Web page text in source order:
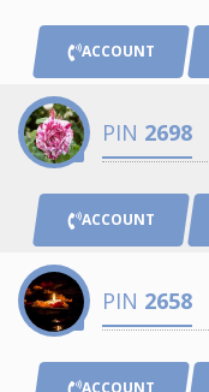
ACCOUNT
PIN 2698
ACCOUNT
PIN 2658